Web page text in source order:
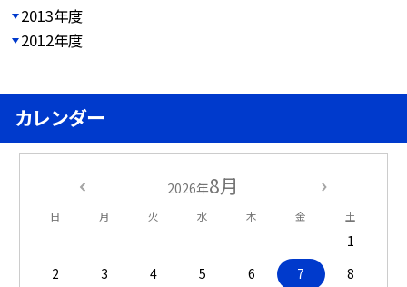
2013年度
2012年度
カレンダー
2026年8月
日 月 火 水 木 金 土
1
2
3 4 5 6 7
8